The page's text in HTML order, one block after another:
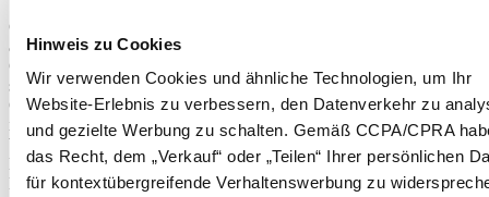
Hinweis zu Cookies
Wir verwenden Cookies und ähnliche Technologien, um Ihr
Website-Erlebnis zu verbessern, den Datenverkehr zu
und gezielte Werbung zu schalten. Gemäß CCPA/CPRA
das Recht, dem „Verkauf“ oder „Teilen“ Ihrer persönlichen
für kontextübergreifende Verhaltenswerbung zu
Certina und die Trendsportart Padel entpuppen sich in jeder Hinsicht
als perfektes Doppel auf dem Spielfeld und darüber hinaus. Die
Gemeinsamkeiten liegen auf der Hand: dynamisch, urban, präzise,
schnell und kraftvoll geht es beim Padel zu. Das ist ganz nach dem
Geschmack der Schweizer Uhrenmarke, die seit Jahrzehnten mit
ihren extrem robusten und verlässlichen Uhren echten Sportsgeist
beweist. Aus diesem Grund unterstützt Certina ab sofort die
Entwicklung von Padel in verschiedenen Ländern auf lokaler
Ebene.